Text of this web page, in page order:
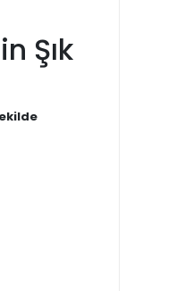
Şık